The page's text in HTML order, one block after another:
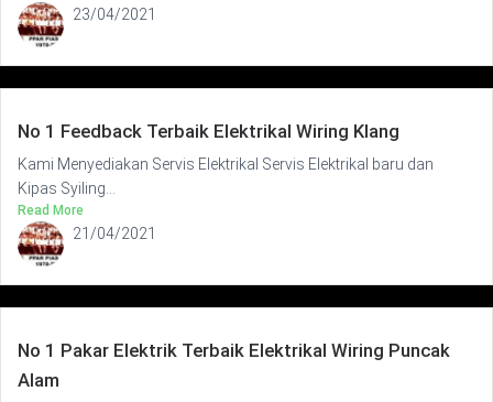
23/04/2021
No 1 Feedback Terbaik Elektrikal Wiring Klang
Kami Menyediakan Servis Elektrikal Servis Elektrikal baru dan
Kipas Syiling...
Read More
21/04/2021
No 1 Pakar Elektrik Terbaik Elektrikal Wiring Puncak
Alam